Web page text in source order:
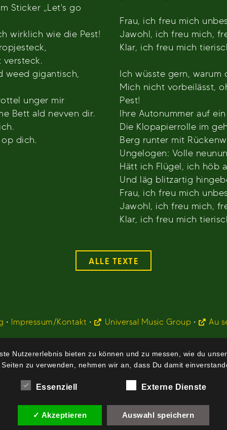
Sticker „Let's go
wirklich wie die Pest!
versteck.
weed gigantisch,
unger mir
Bett ald nevven dir.
dich.
Frau, ich freu mich
Jawohl, ich freu mich,
Klar, ich freu mich
Ich wüsste gern, warum
Mich nicht vorbeilässt,
Pest!
Ihre Autonummer auf
Die Klopapierrolle im
Berg runter mit
Ungelogen: Volle
Hätt ich Flügel, ich höb
Und läg blitzartig
Frau, ich freu mich
Jawohl, ich freu mich,
Klar, ich freu mich
ALLE TEXTE
• Impressum/Kontakt • Universal Music Group • Au
Nutzererlebnis bieten zu können und zu messen, wie du
zu verwenden, nehmen wir an, dass Du damit
Essenziell Externe Dienste
✓ Akzeptieren Auswahl speichern